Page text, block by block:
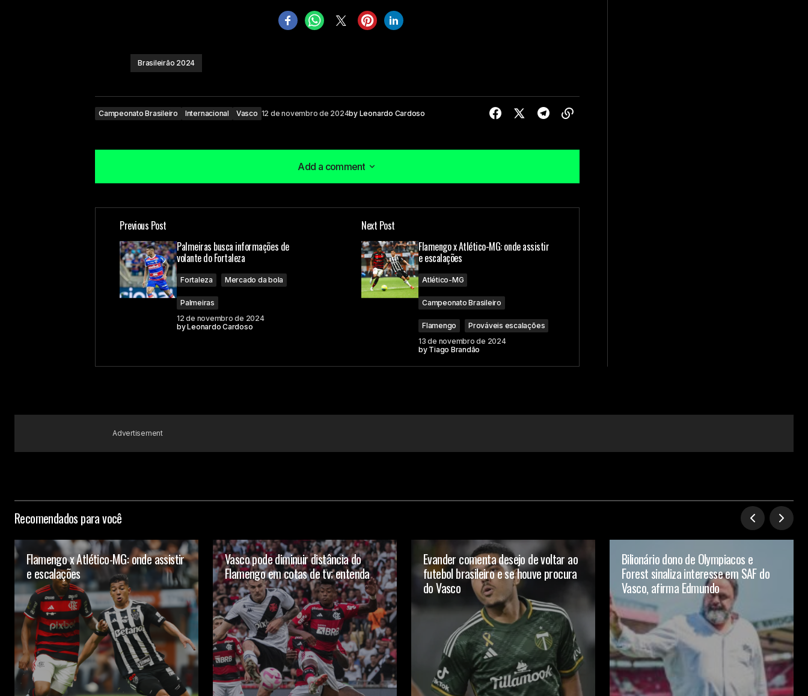
Brasileirão 2024
Campeonato Brasileiro Internacional Vasco 12 de novembro de 2024by Leonardo Cardoso
Add a comment
Add a comment
O seu endereço de e-mail não será publicado. Campos obrigatórios são marcados com*
Comment*
Previous Post
Palmeiras busca informações de
volante do Fortaleza
Fortaleza Mercado da bola
Palmeiras
12 de novembro de 2024
byLeonardo Cardoso
Next Post
Flamengo x Atlético-MG: onde assistir
e escalações
Atlético-MG
Campeonato Brasileiro
Flamengo
Prováveis escalações
13 de novembro de 2024
by Tiago Brandão
Advertisement
Recomendados para você
Flamengo x Atlético-MG: onde assistir
e escalações
Vasco pode diminuir distância do
Flamengo em cotas de tv; entenda
Evander comenta desejo de voltar ao
futebol brasileiro e se houve procura
do Vasco
Bilionário dono de Olympiacos e
Forest sinaliza interesse em SAF do
Vasco, afirma Edmundo